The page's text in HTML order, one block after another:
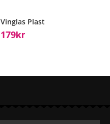
Vinglas Plast
179Kr